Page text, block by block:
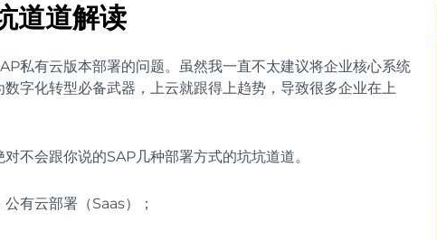
道道解读
私有云版本部署的问题。虽然我一直不太建议将企业核心系统
字化转型必备武器，上云就跟得上趋势，导致很多企业在上
不会跟你说的SAP几种部署方式的坑坑道道。
有云部署（Saas）；